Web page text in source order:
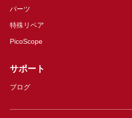
パーツ
特殊リペア
PicoScope
サポート
ブログ